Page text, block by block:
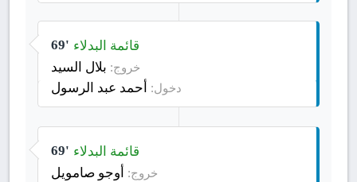
69' قائمة البدلاء
خروج: بلال السيد
دخول: أحمد عبد الرسول
69' قائمة البدلاء
خروج: أوجو صامويل